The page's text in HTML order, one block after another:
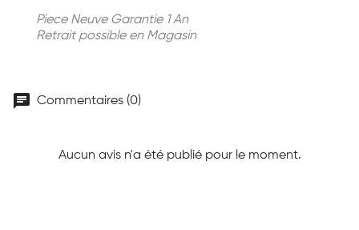
Piece Neuve Garantie 1 An
Retrait possible en Magasin
chat Commentaires (0)
Aucun avis n'a été publié pour le moment.